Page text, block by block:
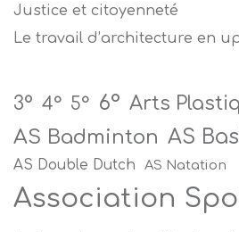
Justice et citoyenneté
Le travail d’architecture en
3° 4° 5° 6° Arts
AS Badminton AS
AS Double Dutch AS Natation
Association